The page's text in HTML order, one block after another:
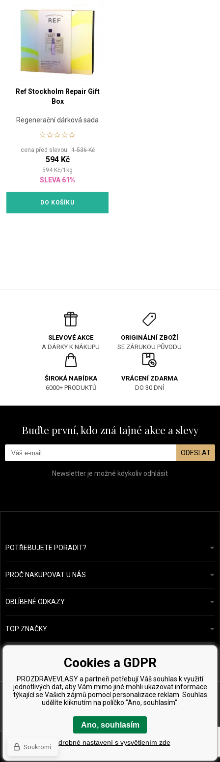
Ref Stockholm Repair Gift
Box
Regenerační dárková sada
cena před slevou:1 536 Kč
594 Kč
594 Kč/1 kg
SLEVA 61%
DO KOŠÍKU
SLEVOVÉ AKCE
A DÁRKY K NÁKUPU
ORIGINÁLNÍ ZBOŽÍ
SE ZÁRUKOU PŮVODU
ŠIROKÁ NABÍDKA
6000+ PRODUKTŮ
VRÁCENÍ ZDARMA
DO 30 DNÍ
Buďte první, kdo zná tajné akce a slevy
ODESLAT
Newsletter je možné kdykoliv odhlásit
POTŘEBUJETE PORADIT?info@prozdravevlasy.cz
Odpovíme do 24 hodin.
PROČ NAKUPOVAT U NÁS
Obchodní podmínky
Ochrana osobních údajů
Přehled plateb a dopravy
OBLÍBENÉ ODKAZY
Náš příběh
TOP ZNAČKY
Kérastase
Paul Mitchell
Wella Professionals
Copyright © 2026 ProZdravéVlasy.cz, Všechny práva vyhrazena
Cookies a GDPR
PROZDRAVEVLASY a partneři potřebují Váš souhlas k využití
jednotlivých dat, aby Vám mimo jiné mohli ukazovat informace
týkající se Vašich zájmů pomocí personalizace reklam. Souhlas
udělíte kliknutím na políčko "Ano, souhlasím".
Ano, souhlasím
Podrobné nastavení s vysvětlením zde
Soukromí